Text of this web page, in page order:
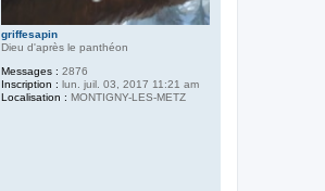
griffesapin
Dieu d'après le panthéon
Messages : 2876
Inscription : lun. juil. 03, 2017 11:21 am
Localisation : MONTIGNY-LES-METZ